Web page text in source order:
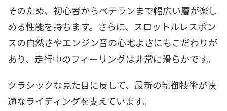
そのため、初心者からベテランまで幅広い層が楽し
める性能を持ちます。さらに、スロットルレスポン
スの自然さやエンジン音の心地よさにもこだわりが
あり、走行中のフィーリングは非常に滑らかです。
クラシックな見た目に反して、最新の制御技術が快
適なライディングを支えています。